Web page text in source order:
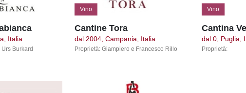
Italia
Burkard
Vino
Cantine Tora
dal 2004, Campania, Italia
Proprietà: Giampiero e Francesco Rillo
Vino
Cantina
dal 0, Puglia,
Proprietà: